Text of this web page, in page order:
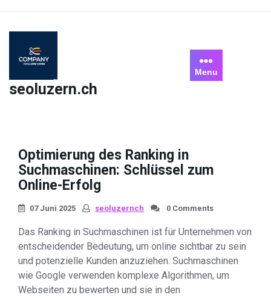
content
seoluzern.ch
Menu
Optimierung des Ranking in
Suchmaschinen: Schlüssel zum
Online-Erfolg
07 Juni 2025 seoluzernch 0 Comments
Das Ranking in Suchmaschinen ist für Unternehmen von
entscheidender Bedeutung, um online sichtbar zu sein
und potenzielle Kunden anzuziehen. Suchmaschinen
wie Google verwenden komplexe Algorithmen, um
Webseiten zu bewerten und sie in den